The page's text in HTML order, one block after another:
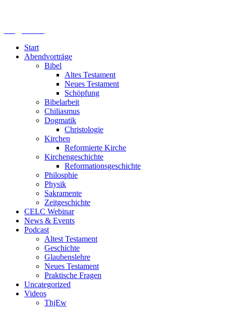
Start
Abendvorträge
Bibel
Altes Testament
Neues Testament
Schöpfung
Bibelarbeit
Chiliasmus
Dogmatik
Christologie
Kirchen
Reformierte Kirche
Kirchengeschichte
Reformationsgeschichte
Philosphie
Physik
Sakramente
Zeitgeschichte
CELC Webinar
News & Events
Podcast
Altest Testament
Geschichte
Glaubenslehre
Neues Testament
Praktische Fragen
Uncategorized
Videos
ThjEw